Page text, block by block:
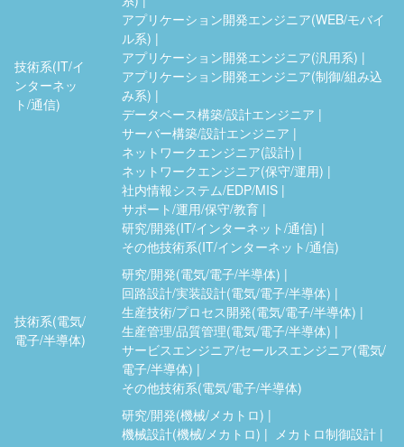
技術系(IT/イ
ンターネッ
ト/通信)
アプリケーション開発エンジニア(WEB/モバイ
ル系)
アプリケーション開発エンジニア(汎用系)
アプリケーション開発エンジニア(制御/組み込
み系)
データベース構築/設計エンジニア
サーバー構築/設計エンジニア
ネットワークエンジニア(設計)
ネットワークエンジニア(保守/運用)
社内情報システム/EDP/MIS
サポート/運用/保守/教育
研究/開発(IT/インターネット/通信)
その他技術系(IT/インターネット/通信)
技術系(電気/
電子/半導体)
研究/開発(電気/電子/半導体)
回路設計/実装設計(電気/電子/半導体)
生産技術/プロセス開発(電気/電子/半導体)
生産管理/品質管理(電気/電子/半導体)
サービスエンジニア/セールスエンジニア(電気/
電子/半導体)
その他技術系(電気/電子/半導体)
研究/開発(機械/メカトロ)
機械設計(機械/メカトロ)
メカトロ制御設計